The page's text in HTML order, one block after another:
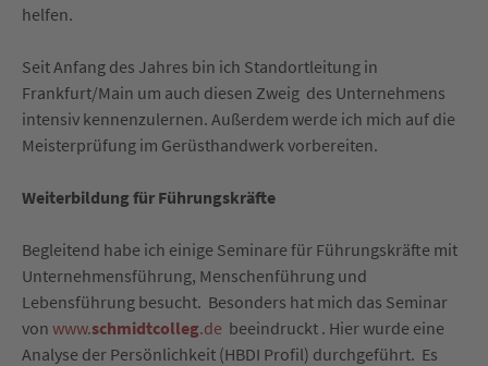
helfen.
Seit Anfang des Jahres bin ich Standortleitung in
Frankfurt/Main um auch diesen Zweig des Unternehmens
intensiv kennenzulernen. Außerdem werde ich mich auf die
Meisterprüfung im Gerüsthandwerk vorbereiten.
Weiterbildung für Führungskräfte
Begleitend habe ich einige Seminare für Führungskräfte mit
Unternehmensführung, Menschenführung und
Lebensführung besucht. Besonders hat mich das Seminar
von www.schmidtcolleg.de beeindruckt . Hier wurde eine
Analyse der Persönlichkeit (HBDI Profil) durchgeführt. Es